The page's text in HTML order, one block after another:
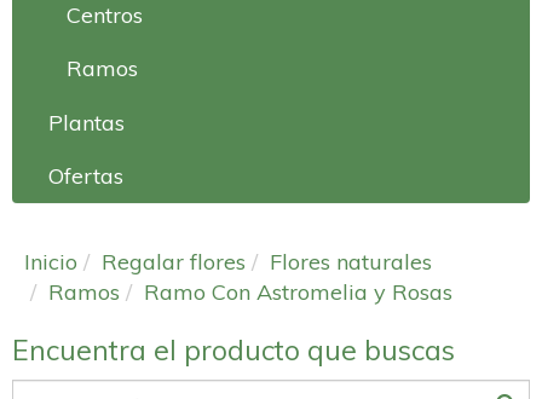
Centros
Ramos
Plantas
Ofertas
Inicio Regalar flores
Flores naturales
Ramos
Ramo Con Astromelia y Rosas
Encuentra el producto que buscas